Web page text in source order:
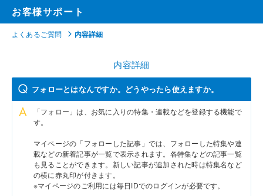
お客様サポート
よくあるご質問 内容詳細
内容詳細
フォローとはなんですか。どうやったら使えますか。
「フォロー」は、お気に入りの特集・連載などを登録する機能で
す。
マイページの「フォローした記事」では、フォローした特集や連
載などの新着記事が一覧で表示されます。各特集などの記事一覧
も見ることができます。新しい記事が追加された時は特集名など
の横に赤丸印が付きます。
※マイページのご利用には毎日IDでのログインが必要です。